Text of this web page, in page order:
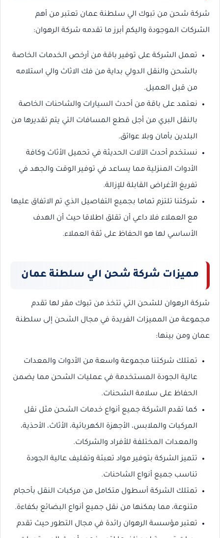
شركة شحن من تبوك الي سلطنة عمان تعتبر من أهم
الشركات الموجودة واليكم أبرز ما تقدمه شركة الرهوان:
تعمل الشركة على توفير باقة من أرخص الخدمات الخاصة
بالشحن والنقل الدولي بداية من فك الاثاث والي استلامه
من قبل العميل.
نعتمد على باقة من أحدث السيارات والشاحنات الخاصة
بالنقل البري من أجل قطع المسافات التي يتم تقديرها من
البلدين بأمان وبلا عوائق.
نستخدم أحدث الآلات الحديثة في تحميل الأثاث وكافة
الأدوات المنزلية مما يساعد في توفير الوقت والجهد في
تفريغ الأغراض القابلة للإزالة.
شركتنا تلتزم تماما بجميع التفاصيل الذي تم الاتفاق عليها
مع العملاء فلا داعي أن تقلق اطلاقا حيث أن الهدف
الأساسي لها هو الحفاظ على ثقة العملاء.
مميزات شركة شحن الي سلطنة عمان
شركة الرهوان للشحن التي تتخذ من تبوك مقر لها تقدم
مجموعة من المميزات الفريدة في مجال الشحن إلى سلطنة
عمان ومن بينها:
تمتلك شركتنا مجموعة واسعة من الأدوات والمعدات
عالية الجودة المستخدمة في عمليات الشحن مما يضمن
الحفاظ على سلامة الشحنات.
كما تقدم الشركة جميع أنواع خدمات الشحن مثل نقل
المركبات والملابس، الأجهزة الكهربائية، الأثاث، الأحذية،
والمعدات المختلفة للأفراد والشركات.
تتميز الشركة بتوفير مواد تعبئة وتغليف عالية الجودة
تناسب جميع أنواع الشاحنات.
تمتلك الشركة أسطول متكامل من مركبات النقل بأحجام
متنوعة، مما يمكنها من نقل جميع أنواع البضائع بكفاءة.
تعتبر مؤسسة الرهوان رائدة في مجال التطور حيث تقدم